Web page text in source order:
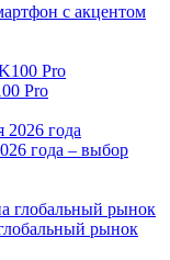
с акцентом
Pro
года – выбор
рынок